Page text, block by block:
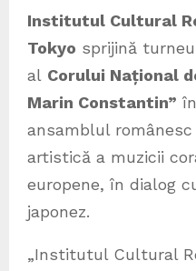
Institutul Cultural
Tokyo sprijină
al Corului Național
Marin Constantin”
ansamblul
artistică a muzicii
europene, în dialog
japonez.
„Institutul Cultural